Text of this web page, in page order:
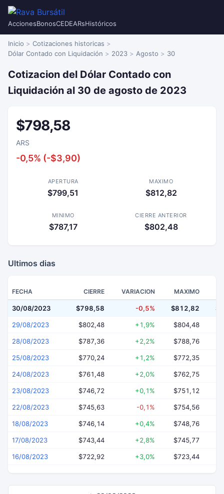
AccionesBonosCEDEARsHistóricos
Inicio
Cotizaciones historicas
Dólar Contado con Liquidación
2023 Agosto 30
Cotizacion del Dólar Contado con
Liquidación al 30 de agosto de 2023
$798,58
ARS
-0,5% (-$3,90)
APERTURA
$799,51
MAXIMO
$812,82
MINIMO
$787,17
CIERRE ANTERIOR
$802,48
Ultimos dias
FECHA CIERRE VARIACION MAXIMO
30/08/2023 $798,58 -0,5% $812,82
29/08/2023 $802,48 +1,9% $804,48
28/08/2023 $787,36 +2,2% $788,76
25/08/2023 $770,24 +1,2% $772,35
24/08/2023 $761,48 +2,0% $762,75
23/08/2023 $746,72 +0,1% $751,12
22/08/2023 $745,63 -0,1% $754,56
18/08/2023 $746,14 +0,4% $748,76
17/08/2023 $743,44 +2,8% $745,77
16/08/2023 $722,92 +3,0% $723,44